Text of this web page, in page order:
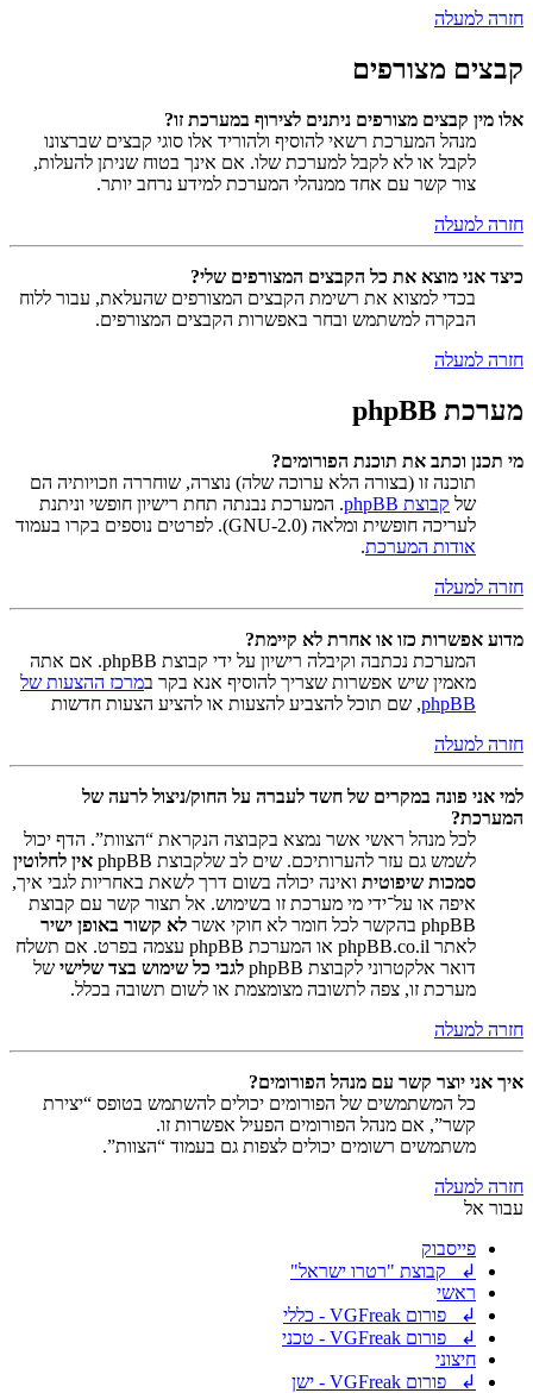
חזרה למעלה
קבצים מצורפים
אלו מין קבצים מצורפים ניתנים לצירוף במערכת זו?
מנהל המערכת רשאי להוסיף ולהוריד אלו סוגי קבצים שברצונו
לקבל או לא לקבל למערכת שלו. אם אינך בטוח שניתן להעלות,
צור קשר עם אחד ממנהלי המערכת למידע נרחב יותר.
חזרה למעלה
כיצד אני מוצא את כל הקבצים המצורפים שלי?
בכדי למצוא את רשימת הקבצים המצורפים שהעלאת, עבור ללוח
הבקרה למשתמש ובחר באפשרות הקבצים המצורפים.
חזרה למעלה
מערכת phpBB
מי תכנן וכתב את תוכנת הפורומים?
תוכנה זו (בצורה הלא ערוכה שלה) נוצרה, שוחררה וזכויותיה הם
של קבוצת phpBB
. המערכת נבנתה תחת רישיון חופשי וניתנת
לעריכה חופשית ומלאה (GNU-2.0). לפרטים נוספים בקרו בעמוד
אודות המערכת.
חזרה למעלה
מדוע אפשרות כזו או אחרת לא קיימת?
המערכת נכתבה וקיבלה רישיון על ידי קבוצת phpBB. אם אתה
מאמין שיש אפשרות שצריך להוסיף אנא בקר במרכז ההצעות של
phpBB, שם תוכל להצביע להצעות או להציע הצעות חדשות
חזרה למעלה
למי אני פונה במקרים של חשד לעברה על החוק/ניצול לרעה של
המערכת?
לכל מנהל ראשי אשר נמצא בקבוצה הנקראת “הצוות”. הדף יכול
לשמש גם עזר להערותיכם. שים לב שלקבוצת phpBB
אין לחלוטין
סמכות שיפוטית ואינה יכולה בשום דרך לשאת באחריות לגבי איך,
איפה או על־ידי מי מערכת זו בשימוש. אל תצור קשר עם קבוצת
phpBB בהקשר לכל חומר לא חוקי אשר
לא קשור באופן ישיר
לאתר phpBB.co.il או המערכת phpBB עצמה בפרט. אם תשלח
דואר אלקטרוני לקבוצת phpBB
לגבי כל שימוש בצד שלישי של
מערכת זו, צפה לתשובה מצומצמת או לשום תשובה בכלל.
חזרה למעלה
איך אני יוצר קשר עם מנהל הפורומים?
כל המשתמשים של הפורומים יכולים להשתמש בטופס “יצירת
קשר”, אם מנהל הפורומים הפעיל אפשרות זו.
משתמשים רשומים יכולים לצפות גם בעמוד “הצוות”.
חזרה למעלה
עבור אל
פייסבוק
↲ קבוצת "רטרו ישראל"
ראשי
↲ פורום VGFreak - כללי
↲ פורום VGFreak - טכני
חיצוני
↲ פורום VGFreak - ישן